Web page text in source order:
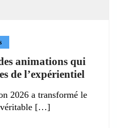
animations qui
de l’expérientiel
2026 a transformé le